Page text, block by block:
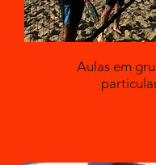
Aulas em